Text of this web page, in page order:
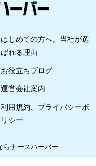
はじめての方へ。当社が選
ばれる理由
お役立ちブログ
運営会社案内
利用規約、プライバシーポ
リシー
らナースハーバー